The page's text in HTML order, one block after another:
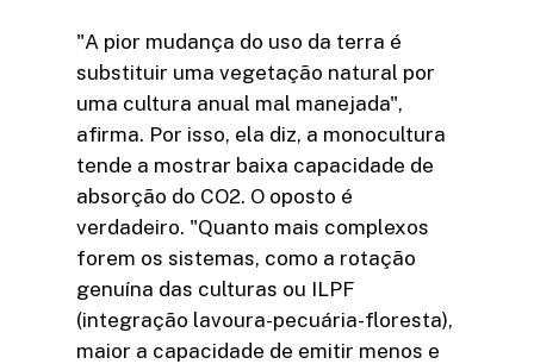
"A pior mudança do uso da terra é
substituir uma vegetação natural por
uma cultura anual mal manejada",
afirma. Por isso, ela diz, a monocultura
tende a mostrar baixa capacidade de
absorção do CO2. O oposto é
verdadeiro. "Quanto mais complexos
forem os sistemas, como a rotação
genuína das culturas ou ILPF
(integração lavoura-pecuária-floresta),
maior a capacidade de emitir menos e